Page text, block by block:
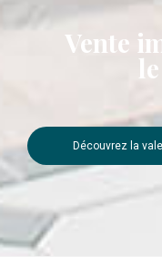
Vente
Découvrez la